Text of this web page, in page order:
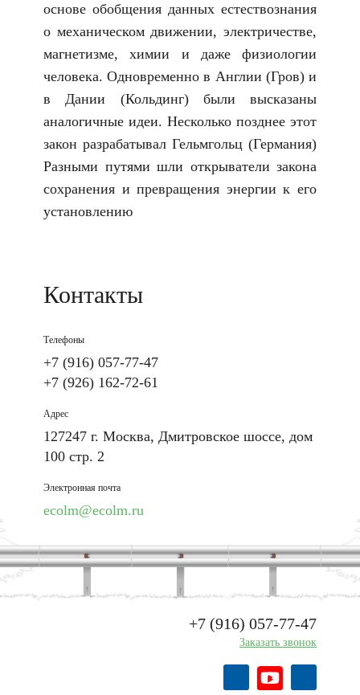
основе обобщения данных естествознания
о механическом движении, электричестве,
магнетизме, химии и даже физиологии
человека. Одновременно в Англии (Гров) и
в Дании (Кольдинг) были высказаны
аналогичные идеи. Несколько позднее этот
закон разрабатывал Гельмгольц (Германия)
Разными путями шли открыватели закона
сохранения и превращения энергии к его
установлению
Контакты
Телефоны
+7 (916) 057-77-47
+7 (926) 162-72-61
Адрес
127247 г. Москва, Дмитровское шоссе, дом
100 стр. 2
Электронная почта
ecolm@ecolm.ru
+7 (916) 057-77-47
Заказать звонок